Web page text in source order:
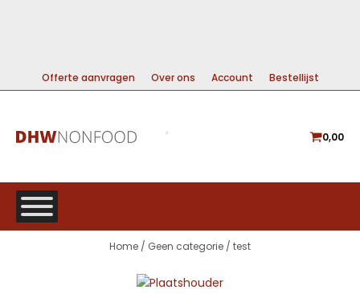
Offerte aanvragen Over ons Account Bestellijst
0,00
Home / Geen categorie / test